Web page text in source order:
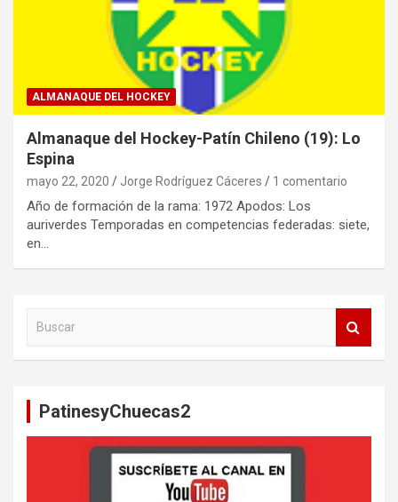
ALMANAQUE DEL HOCKEY
Almanaque del Hockey-Patín Chileno (19): Lo
Espina
mayo 22, 2020 Jorge Rodríguez Cáceres 1 comentario
Año de formación de la rama: 1972 Apodos: Los
auriverdes Temporadas en competencias federadas: siete,
en…
PatinesyChuecas2